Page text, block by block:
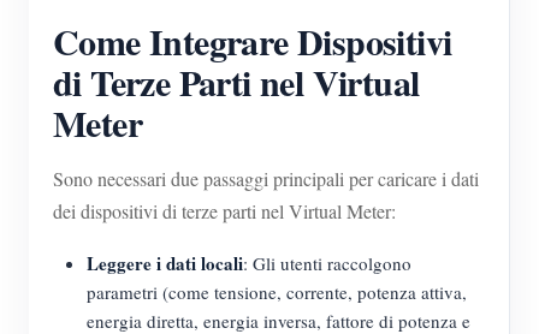
Come Integrare Dispositivi
di Terze Parti nel Virtual
Meter
Sono necessari due passaggi principali per caricare i dati
dei dispositivi di terze parti nel Virtual Meter:
Leggere i dati locali: Gli utenti raccolgono
parametri (come tensione, corrente, potenza attiva,
energia diretta, energia inversa, fattore di potenza e